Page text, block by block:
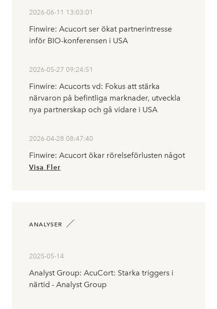
2026-06-11 13:03:01
Finwire: Acucort ser ökat partnerintresse
inför BIO-konferensen i USA
2026-05-27 09:24:51
Finwire: Acucorts vd: Fokus att stärka
närvaron på befintliga marknader, utveckla
nya partnerskap och gå vidare i USA
2026-04-28 08:47:40
Finwire: Acucort ökar rörelseförlusten något
Visa Fler
ANALYSER
2025-05-14
Analyst Group: AcuCort: Starka triggers i
närtid - Analyst Group